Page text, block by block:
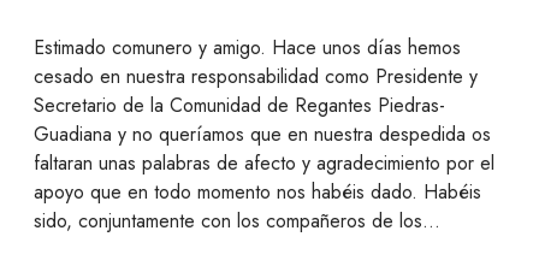
Estimado comunero y amigo. Hace unos días hemos
cesado en nuestra responsabilidad como Presidente y
Secretario de la Comunidad de Regantes Piedras-
Guadiana y no queríamos que en nuestra despedida os
faltaran unas palabras de afecto y agradecimiento por el
apoyo que en todo momento nos habéis dado. Habéis
sido, conjuntamente con los compañeros de los…